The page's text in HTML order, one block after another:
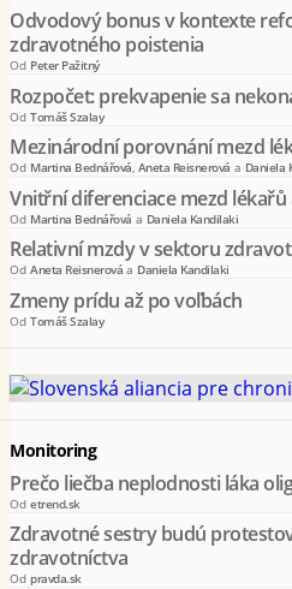
Odvodový bonus v kontexte
zdravotného poistenia
Od Peter Pažitný
Rozpočet: prekvapenie sa
Od Tomáš Szalay
Mezinárodní porovnání mezd
Od Martina Bednářová, Aneta Reisnerová a Daniela
Vnitřní diferenciace mezd lékařů
Od Martina Bednářová a Daniela Kandilaki
Relativní mzdy v sektoru
Od Aneta Reisnerová a Daniela Kandilaki
Zmeny prídu až po voľbách
Od Tomáš Szalay
Monitoring
Prečo liečba neplodnosti láka
Od etrend.sk
Zdravotné sestry budú
zdravotníctva
Od pravda.sk